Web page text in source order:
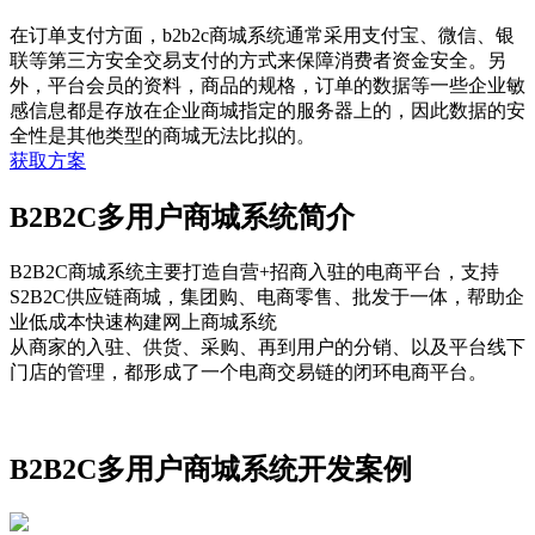
在订单支付方面，b2b2c商城系统通常采用支付宝、微信、银
联等第三方安全交易支付的方式来保障消费者资金安全。另
外，平台会员的资料，商品的规格，订单的数据等一些企业敏
感信息都是存放在企业商城指定的服务器上的，因此数据的安
全性是其他类型的商城无法比拟的。
获取方案
B2B2C多用户商城系统简介
B2B2C商城系统主要打造自营+招商入驻的电商平台，支持
S2B2C供应链商城，集团购、电商零售、批发于一体，帮助企
业低成本快速构建网上商城系统
从商家的入驻、供货、采购、再到用户的分销、以及平台线下
门店的管理，都形成了一个电商交易链的闭环电商平台。
B2B2C多用户商城系统开发案例